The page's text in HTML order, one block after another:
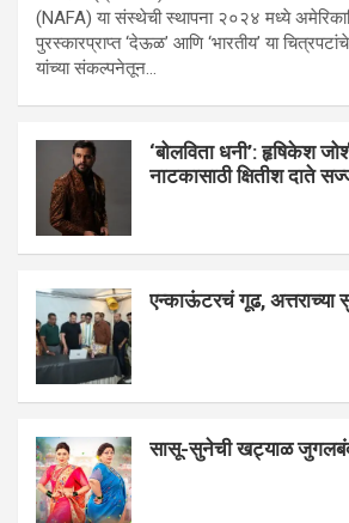
(NAFA) या संस्थेची स्थापना २०२४ मध्ये
पुरस्कारप्राप्त ‘देऊळ’ आणि ‘भारतीय’ या
यांच्या संकल्पनेतून…
‘बोलविता धनी’: हृषिकेश
नाटकासाठी क्षितीश दाते
एन्काऊंटरचं गूढ, अत्तराच्या
सासू-सुनेची खट्याळ